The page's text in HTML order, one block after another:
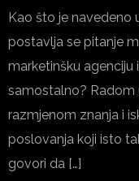
Kao što je navedeno
postavlja se pitanje
marketinšku agenciju
samostalno?
razmjenom znanja i
poslovanja koji isto
govori da […]